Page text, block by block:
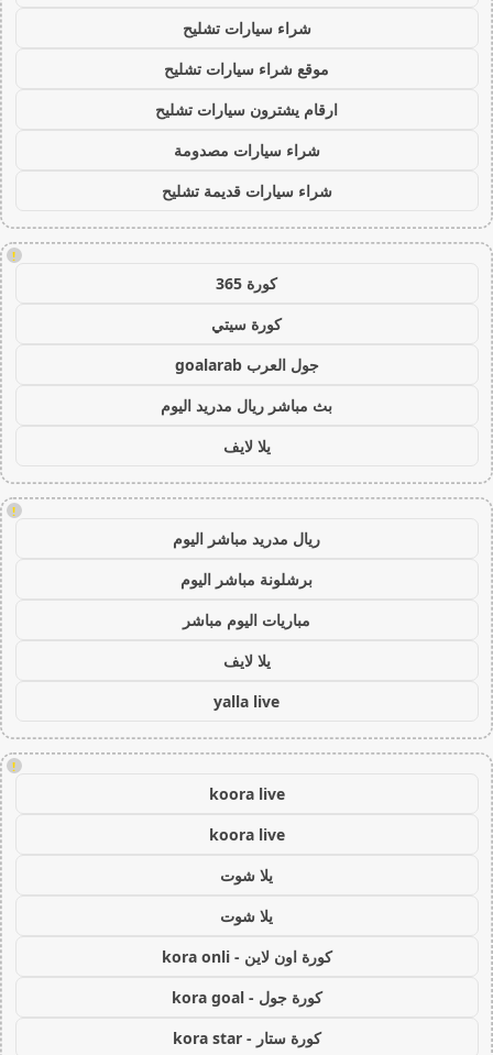
شراء سيارات تشليح
موقع شراء سيارات تشليح
ارقام يشترون سيارات تشليح
شراء سيارات مصدومة
شراء سيارات قديمة تشليح
!
كورة 365
كورة سيتي
جول العرب goalarab
بث مباشر ريال مدريد اليوم
يلا لايف
!
ريال مدريد مباشر اليوم
برشلونة مباشر اليوم
مباريات اليوم مباشر
يلا لايف
yalla live
!
koora live
koora live
يلا شوت
يلا شوت
كورة اون لاين - kora onli
كورة جول - kora goal
كورة ستار - kora star